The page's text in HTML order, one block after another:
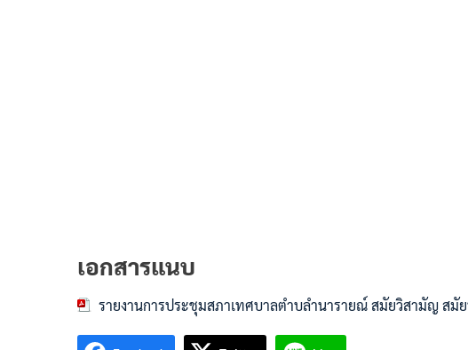
เอกสารแนบ
รายงานการประชุมสภาเทศบาลตำบลำนารายณ์ สมัยวิสามัญ สมั